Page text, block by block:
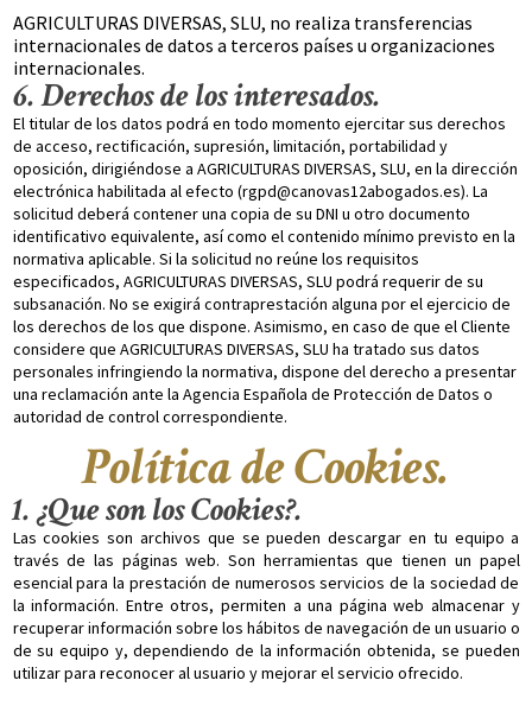
AGRICULTURAS DIVERSAS, SLU, no realiza transferencias
internacionales de datos a terceros países u organizaciones
internacionales.
6. Derechos de los interesados.
El titular de los datos podrá en todo momento ejercitar sus derechos
de acceso, rectificación, supresión, limitación, portabilidad y
oposición, dirigiéndose a AGRICULTURAS DIVERSAS, SLU, en la dirección
electrónica habilitada al efecto (rgpd@canovas12abogados.es). La
solicitud deberá contener una copia de su DNI u otro documento
identificativo equivalente, así como el contenido mínimo previsto en la
normativa aplicable. Si la solicitud no reúne los requisitos
especificados, AGRICULTURAS DIVERSAS, SLU podrá requerir de su
subsanación. No se exigirá contraprestación alguna por el ejercicio de
los derechos de los que dispone. Asimismo, en caso de que el Cliente
considere que AGRICULTURAS DIVERSAS, SLU ha tratado sus datos
personales infringiendo la normativa, dispone del derecho a presentar
una reclamación ante la Agencia Española de Protección de Datos o
autoridad de control correspondiente.
Política de Cookies.
1. ¿Que son los Cookies?.
Las cookies son archivos que se pueden descargar en tu equipo a
través de las páginas web. Son herramientas que tienen un papel
esencial para la prestación de numerosos servicios de la sociedad de
la información. Entre otros, permiten a una página web almacenar y
recuperar información sobre los hábitos de navegación de un usuario o
de su equipo y, dependiendo de la información obtenida, se pueden
utilizar para reconocer al usuario y mejorar el servicio ofrecido.